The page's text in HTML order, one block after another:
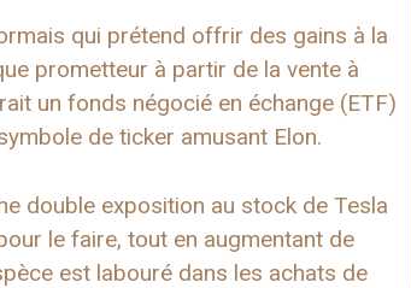
qui prétend offrir des gains à la
prometteur à partir de la vente à
un fonds négocié en échange (ETF)
de ticker amusant Elon.
double exposition au stock de Tesla
le faire, tout en augmentant de
est labouré dans les achats de